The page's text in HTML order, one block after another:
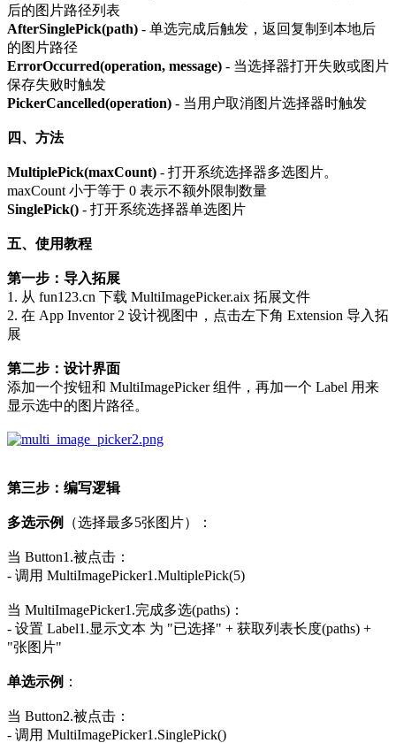
后的图片路径列表
AfterSinglePick(path) - 单选完成后触发，返回复制到本地后
的图片路径
ErrorOccurred(operation, message) - 当选择器打开失败或图片
保存失败时触发
PickerCancelled(operation) - 当用户取消图片选择器时触发
四、方法
MultiplePick(maxCount) - 打开系统选择器多选图片。
maxCount 小于等于 0 表示不额外限制数量
SinglePick() - 打开系统选择器单选图片
五、使用教程
第一步：导入拓展
1. 从 fun123.cn 下载 MultiImagePicker.aix 拓展文件
2. 在 App Inventor 2 设计视图中，点击左下角 Extension 导入拓
展
第二步：设计界面
添加一个按钮和 MultiImagePicker 组件，再加一个 Label 用来
显示选中的图片路径。
第三步：编写逻辑
多选示例 （选择最多5张图片）：
当 Button1.被点击：
- 调用 MultiImagePicker1.MultiplePick(5)
当 MultiImagePicker1.完成多选(paths)：
- 设置 Label1.显示文本 为 "已选择" + 获取列表长度(paths) +
"张图片"
单选示例 ：
当 Button2.被点击：
- 调用 MultiImagePicker1.SinglePick()